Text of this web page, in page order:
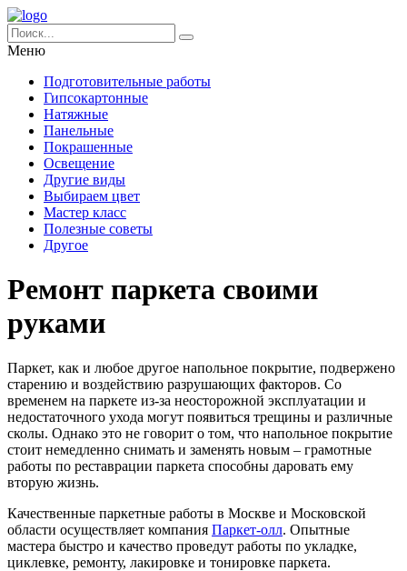
Меню
Подготовительные работы
Гипсокартонные
Натяжные
Панельные
Покрашенные
Освещение
Другие виды
Выбираем цвет
Мастер класс
Полезные советы
Другое
Ремонт паркета своими
руками
Паркет, как и любое другое напольное покрытие, подвержено
старению и воздействию разрушающих факторов. Со
временем на паркете из-за неосторожной эксплуатации и
недостаточного ухода могут появиться трещины и различные
сколы. Однако это не говорит о том, что напольное покрытие
стоит немедленно снимать и заменять новым – грамотные
работы по реставрации паркета способны даровать ему
вторую жизнь.
Качественные паркетные работы в Москве и Московской
области осуществляет компания Паркет-олл. Опытные
мастера быстро и качество проведут работы по укладке,
циклевке, ремонту, лакировке и тонировке паркета.